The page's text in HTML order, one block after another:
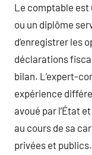
Le comptable est
ou un diplôme
d’enregistrer les
déclarations
bilan. L’expert-
expérience
avoué par l’État
au cours de sa
privées et